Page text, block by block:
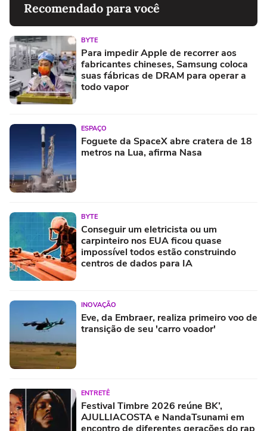
Recomendado para você
BYTE
Para impedir Apple de recorrer aos
fabricantes chineses, Samsung coloca
suas fábricas de DRAM para operar a
todo vapor
ESPAÇO
Foguete da SpaceX abre cratera de 18
metros na Lua, afirma Nasa
BYTE
Conseguir um eletricista ou um
carpinteiro nos EUA ficou quase
impossível todos estão construindo
centros de dados para IA
INOVAÇÃO
Eve, da Embraer, realiza primeiro voo de
transição de seu 'carro voador'
ENTRETÊ
Festival Timbre 2026 reúne BK’,
AJULLIACOSTA e NandaTsunami em